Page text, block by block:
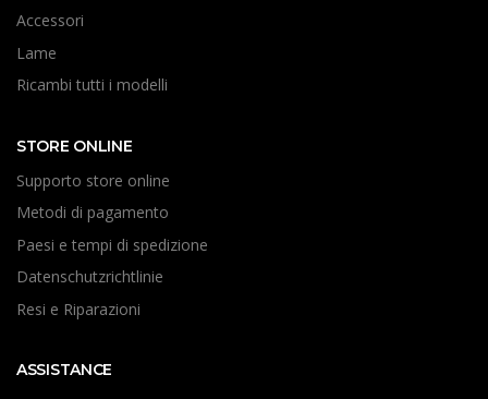
Accessori
Lame
Ricambi tutti i modelli
STORE ONLINE
Supporto store online
Metodi di pagamento
Paesi e tempi di spedizione
Datenschutzrichtlinie
Resi e Riparazioni
ASSISTANCE